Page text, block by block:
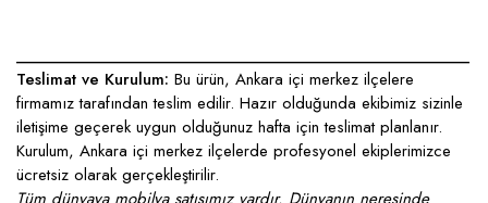
____________________________________________________
Teslimat ve Kurulum: Bu ürün, Ankara içi merkez ilçelere
firmamız tarafından teslim edilir. Hazır olduğunda ekibimiz sizinle
iletişime geçerek uygun olduğunuz hafta için teslimat planlanır.
Kurulum, Ankara içi merkez ilçelerde profesyonel ekiplerimizce
ücretsiz olarak gerçekleştirilir.